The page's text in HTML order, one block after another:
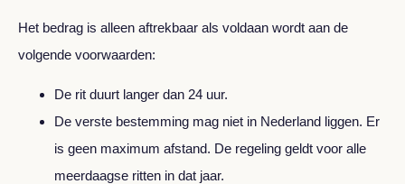
Het bedrag is alleen aftrekbaar als voldaan wordt aan de
volgende voorwaarden:
De rit duurt langer dan 24 uur.
De verste bestemming mag niet in Nederland liggen. Er
is geen maximum afstand. De regeling geldt voor alle
meerdaagse ritten in dat jaar.